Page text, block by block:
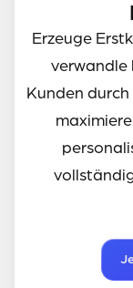
Erzeuge
verwandle
Kunden